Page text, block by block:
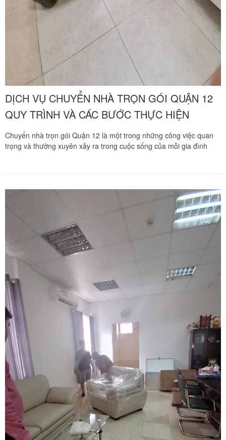
DỊCH VỤ CHUYỂN NHÀ TRỌN GÓI QUẬN 12
QUY TRÌNH VÀ CÁC BƯỚC THỰC HIỆN
Chuyển nhà trọn gói Quận 12 là một trong những công việc quan
trọng và thường xuyên xảy ra trong cuộc sống của mỗi gia đình